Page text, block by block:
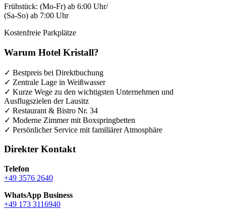
Frühstück: (Mo-Fr) ab 6:00 Uhr/
(Sa-So) ab 7:00 Uhr
Kostenfreie Parkplätze
Warum Hotel Kristall?
✓ Bestpreis bei Direktbuchung
✓ Zentrale Lage in Weißwasser
✓ Kurze Wege zu den wichtigsten Unternehmen und
Ausflugszielen der Lausitz
✓ Restaurant & Bistro Nr. 34
✓ Moderne Zimmer mit Boxspringbetten
✓ Persönlicher Service mit familiärer Atmosphäre
Direkter Kontakt
Telefon
+49 3576 2640
WhatsApp Business
+49 173 3116940